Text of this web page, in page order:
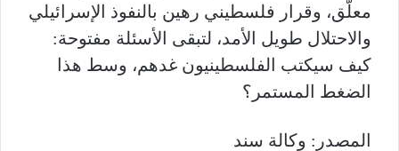
معلّق، وقرار فلسطيني رهين بالنفوذ الإسرائيلي
والاحتلال طويل الأمد، لتبقى الأسئلة مفتوحة:
كيف سيكتب الفلسطينيون غدهم، وسط هذا
الضغط المستمر؟
المصدر: وكالة سند